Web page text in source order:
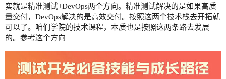
实就是精准测试+DevOps两个方向。精准测试解决的是如果高质
量交付，DevOps解决的是高效交付。按照这两个技术栈去开拓就
可以了。咱们学院的技术课程，本质也是按照这两条路去发展
的。参考这个方向